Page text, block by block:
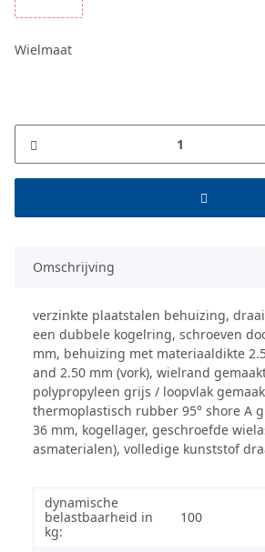
Wielmaat
Omschrijving
verzinkte plaatstalen behuizing,
een dubbele kogelring, schroeven
mm, behuizing met materiaaldikte
and 2.50 mm (vork), wielrand
polypropyleen grijs / loopvlak
thermoplastisch rubber 95° shore A
36 mm, kogellager, geschroefde
asmaterialen), volledige kunststof
dynamische
belastbaarheid in
kg:
100